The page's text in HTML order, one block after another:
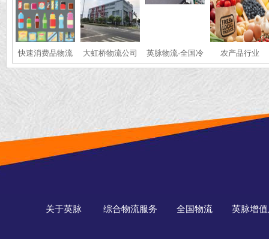
快速消费品物流 大虹桥物流公司
英脉物流·全国冷
链·运输服务
农产品行业
关于英脉 综合物流服务 全国物流 英脉增